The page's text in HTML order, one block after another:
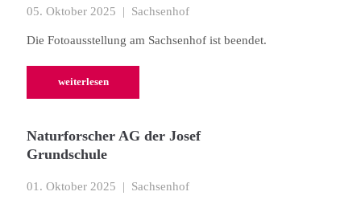
05. Oktober 2025 | Sachsenhof
Die Fotoausstellung am Sachsenhof ist beendet.
weiterlesen
Naturforscher AG der Josef
Grundschule
01. Oktober 2025 | Sachsenhof